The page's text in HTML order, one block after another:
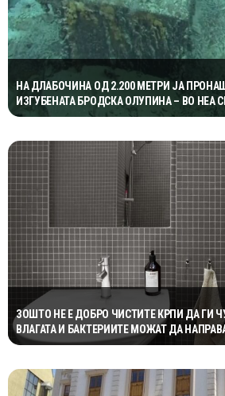
НА ДЛАБОЧИНА ОД 2.200 МЕТРИ ЈА
ИЗГУБЕНАТА БРОДСКА ОЛУПИНА – ВО НЕА
БОГАТСТВО ВО ЗЛАТО
ЗОШТО НЕ Е ДОБРО ЧИСТИТЕ КРПИ ДА ГИ
ВЛАГАТА И БАКТЕРИИТЕ МОЖАТ ДА